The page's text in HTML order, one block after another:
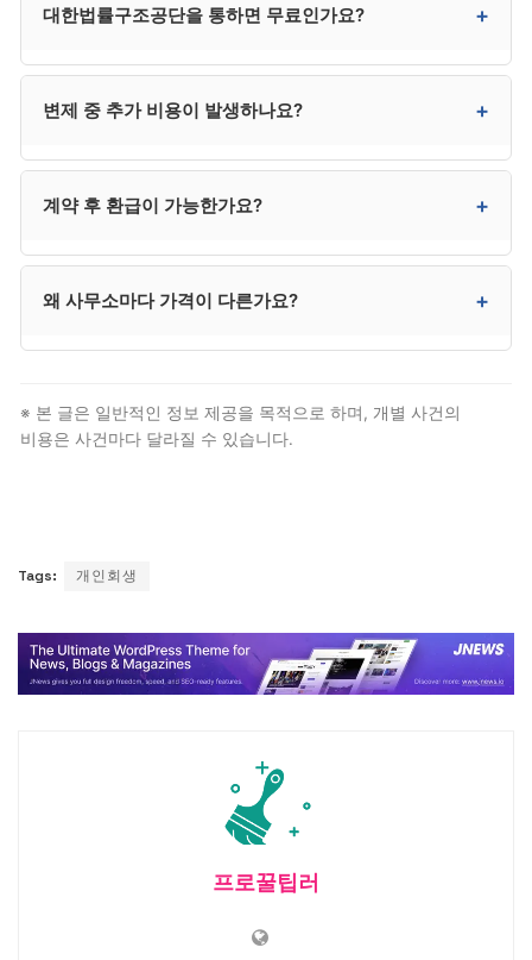
차이가 3년 절차에서 본질적 차이는 아닙니다.
(저소득층) 등을 우선 검토하시기 바랍니다. 신청 직전
매우 위험합니다.
대한법률구조공단을 통하면 무료인가요? +
진행할 수 있습니다. 자격은 132로 문의하시면 정확히
있어 긴급한 사건은 사설 사무소가 빠를 수 있습니다.
변제 중 추가 비용이 발생하나요? +
면책 신청 등이 사후 관리에 포함된 사무소는 추가 비용
비용이 발생할 수 있습니다. 계약 시 확인이 매우
중요합니다.
계약 후 환급이 가능한가요? +
100%, 서류 작성 단계 50~70%, 신청 후 30~50%,
왜 사무소마다 가격이 다른가요? +
범위 등이 가격에 영향을 줍니다. 같은 사건이라도
사무소마다 견적이 다를 수 있으므로 2~3곳 비교가
※ 본 글은 일반적인 정보 제공을 목적으로 하며, 개별 사건의
비용은 사건마다 달라질 수 있습니다.
Tags: 개인회생
프로꿀팁러